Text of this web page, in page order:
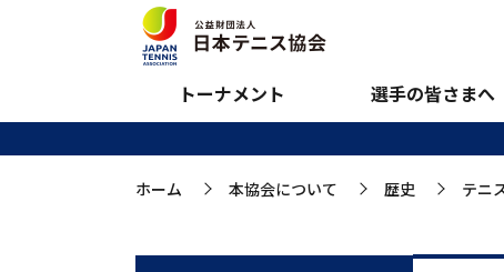
トーナメント 選手の皆さまへ
柳 恵誌郎さん
ホーム >
本協会について >
歴史 >
テニ